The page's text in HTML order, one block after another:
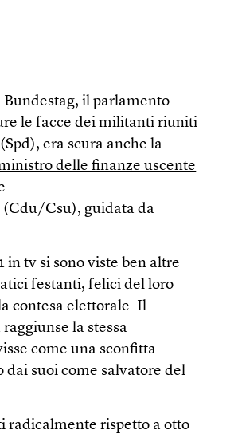
Bundestag, il parlamento
le facce dei militanti riuniti
era scura anche la
delle finanze uscente
Csu), guidata da
in tv si sono viste ben altre
festanti, felici del loro
contesa elettorale. Il
raggiunse la stessa
come una sconfitta
dai suoi come salvatore del
radicalmente rispetto a otto